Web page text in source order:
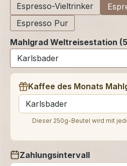
Espresso-Vieltrinker
Espresso Pur
Mahlgrad Weltreisestation
Kaffee des Monats
auswählen
Dieser 250g-Beutel wird mit
Zahlungsintervall
auswählen